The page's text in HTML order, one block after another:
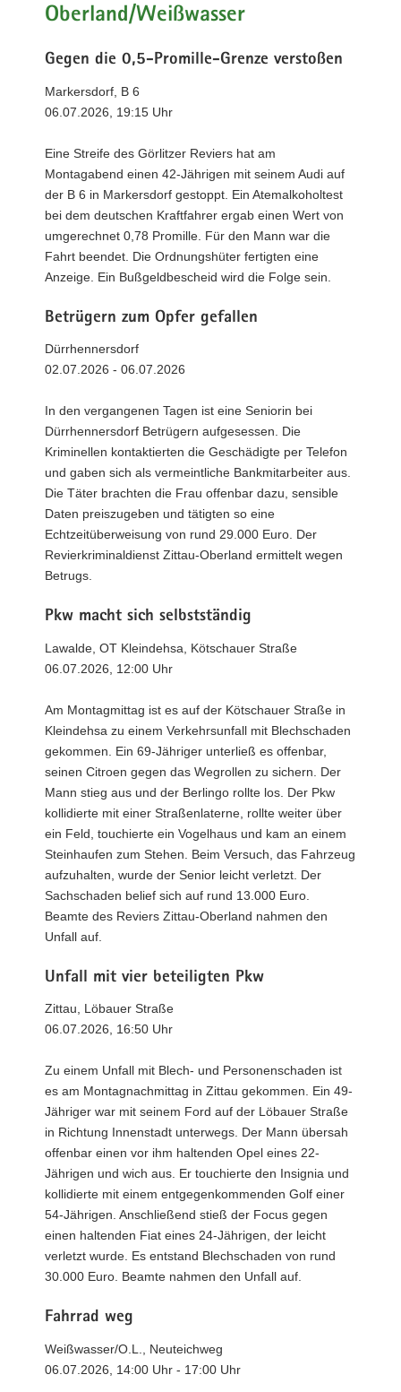
Oberland/Weißwasser
Gegen die 0,5-Promille-Grenze verstoßen
Markersdorf, B 6
06.07.2026, 19:15 Uhr
Eine Streife des Görlitzer Reviers hat am
Montagabend einen 42-Jährigen mit seinem Audi auf
der B 6 in Markersdorf gestoppt. Ein Atemalkoholtest
bei dem deutschen Kraftfahrer ergab einen Wert von
umgerechnet 0,78 Promille. Für den Mann war die
Fahrt beendet. Die Ordnungshüter fertigten eine
Anzeige. Ein Bußgeldbescheid wird die Folge sein.
Betrügern zum Opfer gefallen
Dürrhennersdorf
02.07.2026 - 06.07.2026
In den vergangenen Tagen ist eine Seniorin bei
Dürrhennersdorf Betrügern aufgesessen. Die
Kriminellen kontaktierten die Geschädigte per Telefon
und gaben sich als vermeintliche Bankmitarbeiter aus.
Die Täter brachten die Frau offenbar dazu, sensible
Daten preiszugeben und tätigten so eine
Echtzeitüberweisung von rund 29.000 Euro. Der
Revierkriminaldienst Zittau-Oberland ermittelt wegen
Betrugs.
Pkw macht sich selbstständig
Lawalde, OT Kleindehsa, Kötschauer Straße
06.07.2026, 12:00 Uhr
Am Montagmittag ist es auf der Kötschauer Straße in
Kleindehsa zu einem Verkehrsunfall mit Blechschaden
gekommen. Ein 69-Jähriger unterließ es offenbar,
seinen Citroen gegen das Wegrollen zu sichern. Der
Mann stieg aus und der Berlingo rollte los. Der Pkw
kollidierte mit einer Straßenlaterne, rollte weiter über
ein Feld, touchierte ein Vogelhaus und kam an einem
Steinhaufen zum Stehen. Beim Versuch, das Fahrzeug
aufzuhalten, wurde der Senior leicht verletzt. Der
Sachschaden belief sich auf rund 13.000 Euro.
Beamte des Reviers Zittau-Oberland nahmen den
Unfall auf.
Unfall mit vier beteiligten Pkw
Zittau, Löbauer Straße
06.07.2026, 16:50 Uhr
Zu einem Unfall mit Blech- und Personenschaden ist
es am Montagnachmittag in Zittau gekommen. Ein 49-
Jähriger war mit seinem Ford auf der Löbauer Straße
in Richtung Innenstadt unterwegs. Der Mann übersah
offenbar einen vor ihm haltenden Opel eines 22-
Jährigen und wich aus. Er touchierte den Insignia und
kollidierte mit einem entgegenkommenden Golf einer
54-Jährigen. Anschließend stieß der Focus gegen
einen haltenden Fiat eines 24-Jährigen, der leicht
verletzt wurde. Es entstand Blechschaden von rund
30.000 Euro. Beamte nahmen den Unfall auf.
Fahrrad weg
Weißwasser/O.L., Neuteichweg
06.07.2026, 14:00 Uhr - 17:00 Uhr